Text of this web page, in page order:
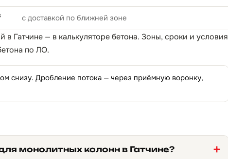
с доставкой по ближней зоне
в Гатчине — в калькуляторе бетона. Зоны, сроки и условия
по ЛО.
снизу. Дробление потока — через приёмную воронку,
монолитных колонн в Гатчине?